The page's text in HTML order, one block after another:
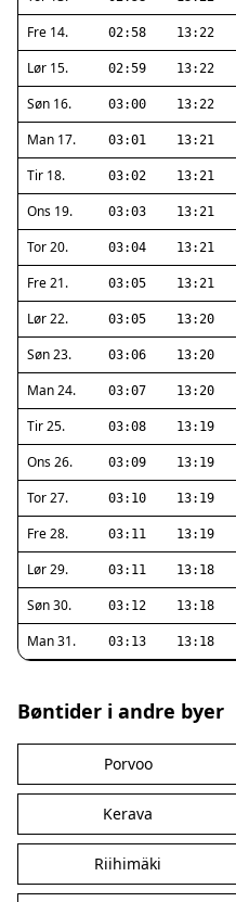
Fre 14. 02:58 13:22
Lør 15. 02:59 13:22
Søn 16. 03:00 13:22
Man 17. 03:01 13:21
Tir 18. 03:02 13:21
Ons 19. 03:03 13:21
Tor 20. 03:04 13:21
Fre 21. 03:05 13:21
Lør 22. 03:05 13:20
Søn 23. 03:06 13:20
Man 24. 03:07 13:20
Tir 25. 03:08 13:19
Ons 26. 03:09 13:19
Tor 27. 03:10 13:19
Fre 28. 03:11 13:19
Lør 29. 03:11 13:18
Søn 30. 03:12 13:18
Man 31. 03:13 13:18
Bøntider i andre byer
Porvoo
Kerava
Riihimäki